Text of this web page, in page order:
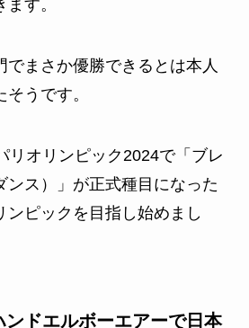
す。
でまさか優勝できるとは本人
うです。
リオリンピック2024で「ブレ
ンス）」が正式種目になった
ンピックを目指し始めまし
ドエルボーエアーで日本